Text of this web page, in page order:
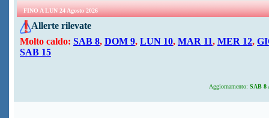
FINO A LUN 24 Agosto 2026
Allerte rilevate
Molto caldo: SAB 8, DOM 9, LUN 10, MAR 11, MER 12,
SAB 15
Aggiornamento: SAB 8